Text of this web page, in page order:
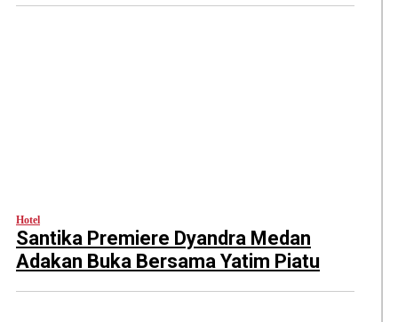
Hotel
Santika Premiere Dyandra Medan
Adakan Buka Bersama Yatim Piatu